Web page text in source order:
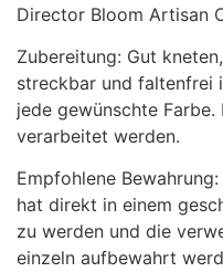
Director Bloom Artisan
Zubereitung: Gut
streckbar und faltenfrei
jede gewünschte
verarbeitet werden.
Empfohlene
hat direkt in einem
zu werden und die
einzeln aufbewahrt